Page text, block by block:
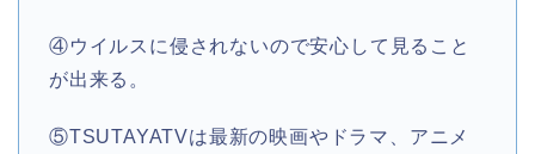
④ウイルスに侵されないので安心して見ること
が出来る。
⑤TSUTAYATVは最新の映画やドラマ、アニメ